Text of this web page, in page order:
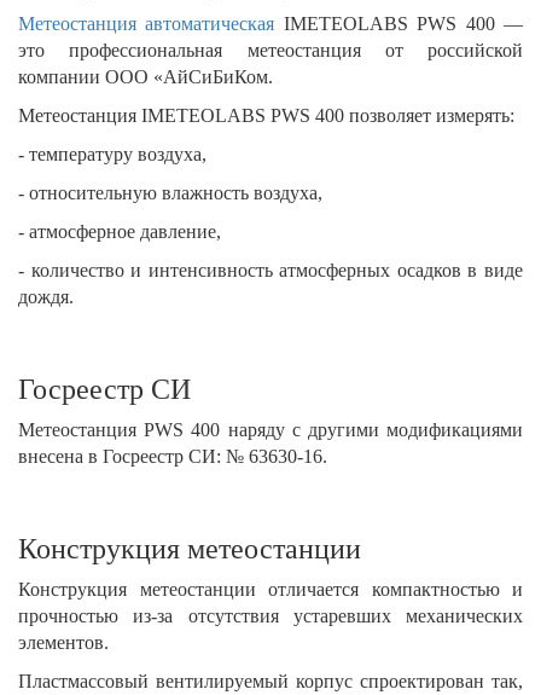
Метеостанция автоматическая IMETEOLABS PWS 400 —
это профессиональная метеостанция от российской
компании ООО «АйСиБиКом.
Метеостанция IMETEOLABS PWS 400 позволяет измерять:
- температуру воздуха,
- относительную влажность воздуха,
- атмосферное давление,
- количество и интенсивность атмосферных осадков в виде
дождя.
Госреестр СИ
Метеостанция PWS 400 наряду с другими модификациями
внесена в Госреестр СИ: № 63630-16.
Конструкция метеостанции
Конструкция метеостанции отличается компактностью и
прочностью из-за отсутствия устаревших механических
элементов.
Пластмассовый вентилируемый корпус спроектирован так,